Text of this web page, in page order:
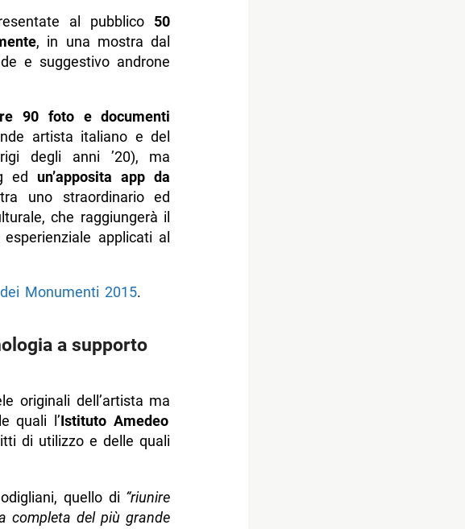
al pubblico 50
, in una mostra dal
e suggestivo androne
90 foto e documenti
artista italiano e del
degli anni ’20), ma
ed un’apposita app da
uno straordinario ed
che raggiungerà il
applicati al
Monumenti 2015.
a supporto
originali dell’artista ma
quali l’Istituto Amedeo
di utilizzo e delle quali
quello di “riunire
completa del più grande